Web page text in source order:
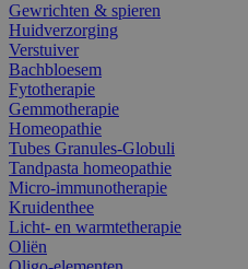
Gewrichten & spieren
Huidverzorging
Verstuiver
Bachbloesem
Fytotherapie
Gemmotherapie
Homeopathie
Tubes Granules-Globuli
Tandpasta homeopathie
Micro-immunotherapie
Kruidenthee
Licht- en warmtetherapie
Oliën